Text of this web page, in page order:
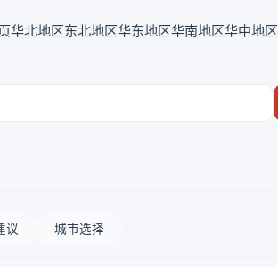
华北地区东北地区华东地区华南地区华中地区
议 城市选择